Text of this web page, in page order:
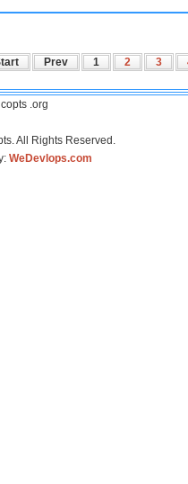
Prev 1 2 3
.org
All Rights Reserved.
WeDevlops.com